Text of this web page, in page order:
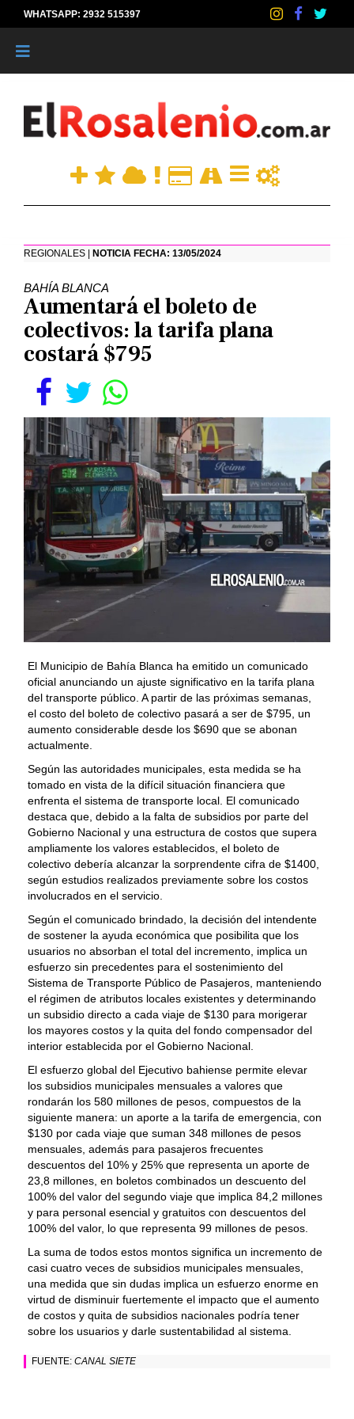
WHATSAPP: 2932 515397
REGIONALES | NOTICIA FECHA: 13/05/2024
BAHÍA BLANCA
Aumentará el boleto de
colectivos: la tarifa plana
costará $795
El Municipio de Bahía Blanca ha emitido un comunicado
oficial anunciando un ajuste significativo en la tarifa plana
del transporte público. A partir de las próximas semanas,
el costo del boleto de colectivo pasará a ser de $795, un
aumento considerable desde los $690 que se abonan
actualmente.
Según las autoridades municipales, esta medida se ha
tomado en vista de la difícil situación financiera que
enfrenta el sistema de transporte local. El comunicado
destaca que, debido a la falta de subsidios por parte del
Gobierno Nacional y una estructura de costos que supera
ampliamente los valores establecidos, el boleto de
colectivo debería alcanzar la sorprendente cifra de $1400,
según estudios realizados previamente sobre los costos
involucrados en el servicio.
Según el comunicado brindado, la decisión del intendente
de sostener la ayuda económica que posibilita que los
usuarios no absorban el total del incremento, implica un
esfuerzo sin precedentes para el sostenimiento del
Sistema de Transporte Público de Pasajeros, manteniendo
el régimen de atributos locales existentes y determinando
un subsidio directo a cada viaje de $130 para morigerar
los mayores costos y la quita del fondo compensador del
interior establecida por el Gobierno Nacional.
El esfuerzo global del Ejecutivo bahiense permite elevar
los subsidios municipales mensuales a valores que
rondarán los 580 millones de pesos, compuestos de la
siguiente manera: un aporte a la tarifa de emergencia, con
$130 por cada viaje que suman 348 millones de pesos
mensuales, además para pasajeros frecuentes
descuentos del 10% y 25% que representa un aporte de
23,8 millones, en boletos combinados un descuento del
100% del valor del segundo viaje que implica 84,2 millones
y para personal esencial y gratuitos con descuentos del
100% del valor, lo que representa 99 millones de pesos.
La suma de todos estos montos significa un incremento de
casi cuatro veces de subsidios municipales mensuales,
una medida que sin dudas implica un esfuerzo enorme en
virtud de disminuir fuertemente el impacto que el aumento
de costos y quita de subsidios nacionales podría tener
sobre los usuarios y darle sustentabilidad al sistema.
FUENTE: CANAL SIETE